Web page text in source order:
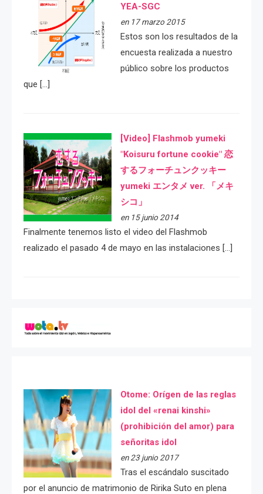
YEA-SGC
en 17 marzo 2015
Estos son los resultados de la
encuesta realizada a nuestro
público sobre los productos
que […]
[Video] Flashmob yumeki
"Koisuru fortune cookie" 恋
するフォーチュンクッキー
yumeki エンタメ ver. 「メキ
シコ」
en 15 junio 2014
Finalmente tenemos listo el video del Flashmob
realizado el pasado 4 de mayo en las instalaciones […]
Otome: Orígen de las reglas
idol del «renai kinshi»
(prohibición del amor) para
señoritas idol
en 23 junio 2017
Tras el escándalo suscitado
por el anuncio de matrimonio de Ririka Suto en plena